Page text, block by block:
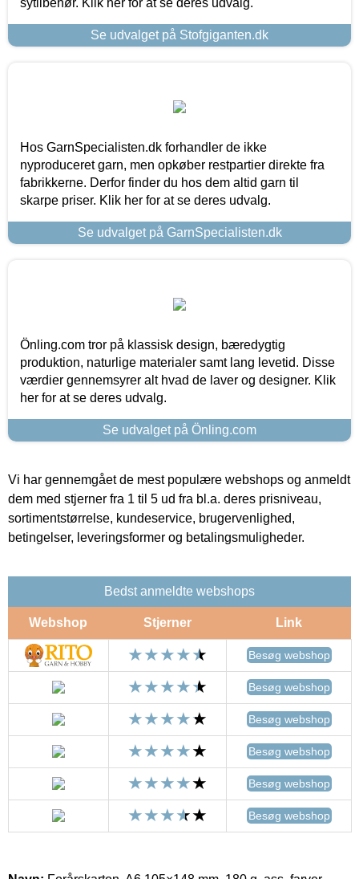
Se udvalget på Stofgiganten.dk
Hos GarnSpecialisten.dk forhandler de ikke
nyproduceret garn, men opkøber restpartier direkte fra
fabrikkerne. Derfor finder du hos dem altid garn til
skarpe priser. Klik her for at se deres udvalg.
Se udvalget på GarnSpecialisten.dk
Önling.com tror på klassisk design, bæredygtig
produktion, naturlige materialer samt lang levetid. Disse
værdier gennemsyrer alt hvad de laver og designer. Klik
her for at se deres udvalg.
Se udvalget på Önling.com
Vi har gennemgået de mest populære webshops og anmeldt
dem med stjerner fra 1 til 5 ud fra bl.a. deres prisniveau,
sortimentstørrelse, kundeservice, brugervenlighed,
betingelser, leveringsformer og betalingsmuligheder.
Bedst anmeldte webshops
Webshop Stjerner Link
Besøg webshop
Besøg webshop
Besøg webshop
Besøg webshop
Besøg webshop
Besøg webshop